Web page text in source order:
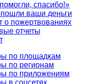
спасибо!»
пошли ваши деньги
о пожертвованиях
отчеты
по площадкам
по регионам
по приложениям
в соцсетях